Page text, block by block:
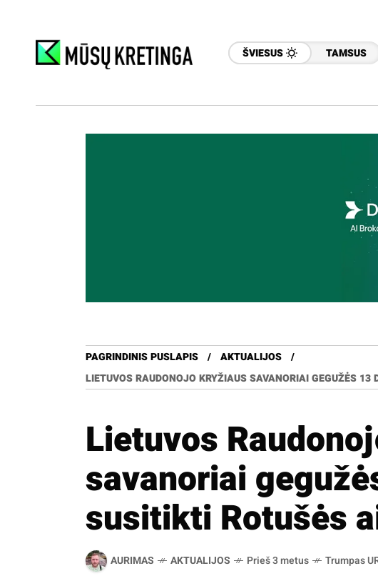
ŠVIESUS TAMSUS
PAGRINDINIS PUSLAPIS
AKTUALIJOS
LIETUVOS RAUDONOJO KRYŽIAUS SAVANORIAI GEGUŽĖS
Lietuvos
savanoriai
susitikti Rotušės
AURIMAS AKTUALIJOS Prieš 3 metus Trumpas